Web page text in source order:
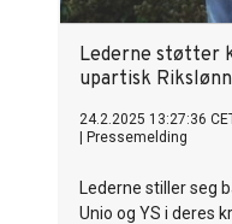
Lederne støtter
upartisk
24.2.2025 13:27:36
Pressemelding
Lederne stiller seg
Unio og YS i deres